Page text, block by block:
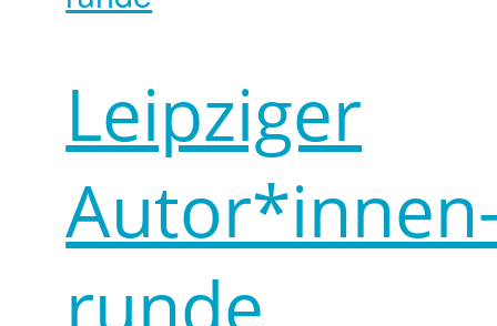
Leipziger
runde